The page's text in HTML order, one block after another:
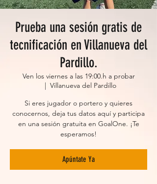
Prueba una sesión gratis de
tecnificación en Villanueva del
Pardillo.
Ven los viernes a las 19:00.h a probar
  |
Villanueva del Pardillo
Si eres jugador o portero y quieres
conocernos, deja tus datos aquí y participa
en una sesión gratuita en GoalOne. ¡Te
esperamos!
Apúntate Ya